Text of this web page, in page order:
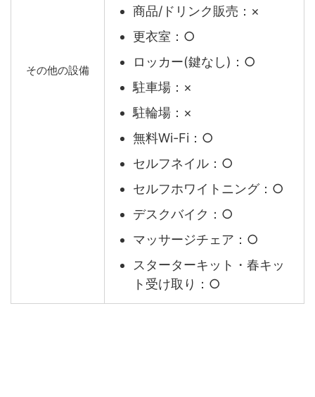
その他の設備
商品/ドリンク販売：×
更衣室：○
ロッカー(鍵なし)：○
駐車場：×
駐輪場：×
無料Wi-Fi：○
セルフネイル：○
セルフホワイトニング：○
デスクバイク：○
マッサージチェア：○
スターターキット・春キッ
ト受け取り：○